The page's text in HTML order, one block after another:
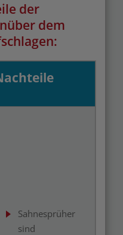
der
dem
Sahnesprüher
sind